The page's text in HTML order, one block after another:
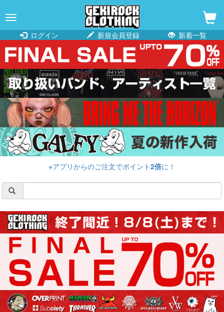
navigation
ログイン
新規会員登録 新着一覧
※アプリからのご注文でポイント2倍に！